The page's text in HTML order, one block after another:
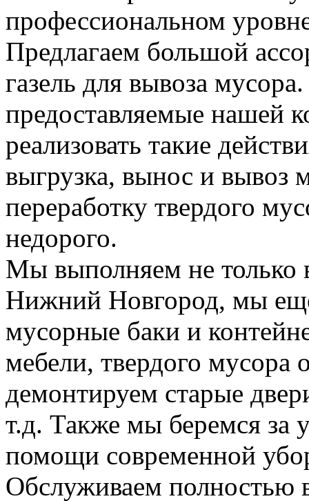
профессиональном
Предлагаем большой
газель для вывоза
предоставляемые нашей
реализовать такие
выгрузка, вынос и вывоз
переработку твердого
недорого.
Мы выполняем не только
Нижний Новгород, мы
мусорные баки и
мебели, твердого мусора
демонтируем старые
т.д. Также мы беремся за
помощи современной
Обслуживаем полностью